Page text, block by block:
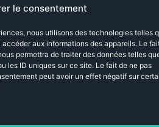
le consentement
nous utilisons des technologies telles
aux informations des appareils. Le
permettra de traiter des données telles
les ID uniques sur ce site. Le fait de ne pas
peut avoir un effet négatif sur